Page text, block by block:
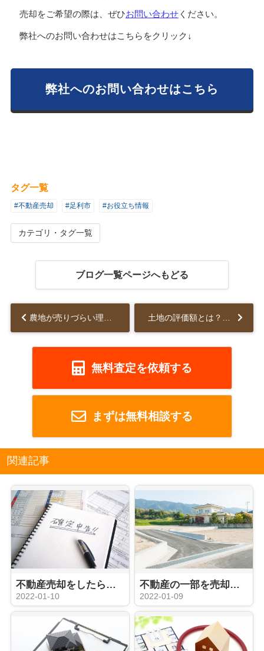
売却をご希望の際は、ぜひお問い合わせください。
弊社へのお問い合わせはこちらをクリック↓
弊社へのお問い合わせはこちら
タグ一覧
#不動産売却 #足利市 #お役立ち情報
カテゴリ・タグ一覧
ブログ一覧ページへもどる
無料査定を依頼する
まずは無料相談する
関連記事
不動産売却をしたら確定申告は必要？必要書類や申告期間もご紹介！
2022-01-10
不動産の一部を売却するために必要な分筆とは？方法やメリットもご紹介
2022-01-09